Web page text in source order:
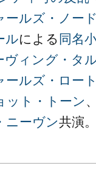
ールズ・ノー
ルによる 同名
ヴィング・タ
ールズ・ロー
ット・トーン 、
ニーヴン共演。